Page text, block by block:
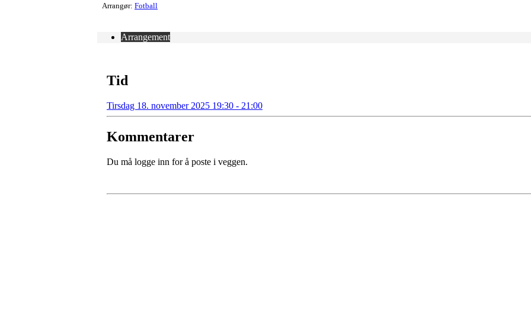
Arrangør: Fotball
Arrangement
Tid
Tirsdag 18. november 2025 19:30 - 21:00
Kommentarer
Du må logge inn for å poste i veggen.